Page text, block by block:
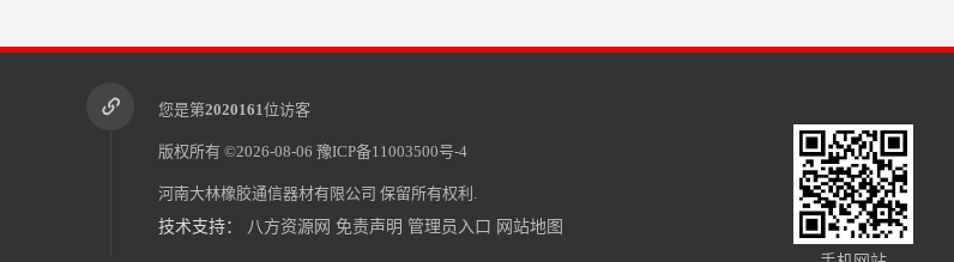
造纸机用气动离合器刹车CB 豪沃斯同等制动器10CB300离合器
您是第2020161位访客
版权所有 ©2026-08-06 豫ICP备11003500号-4
河南大林橡胶通信器材有限公司 保留所有权利.
技术支持：
八方资源网 免责声明 管理员入口 网站地图